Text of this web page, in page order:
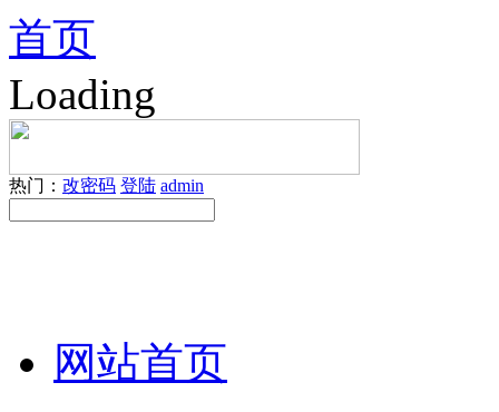
首页
Loading
热门： 改密码 登陆 admin
网站首页